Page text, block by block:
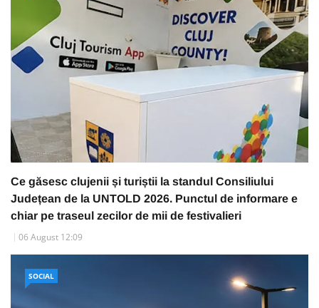
Ce găsesc clujenii și turiștii la standul Consiliului
Județean de la UNTOLD 2026. Punctul de informare e
chiar pe traseul zecilor de mii de festivalieri
06 August 12:09
SOCIAL